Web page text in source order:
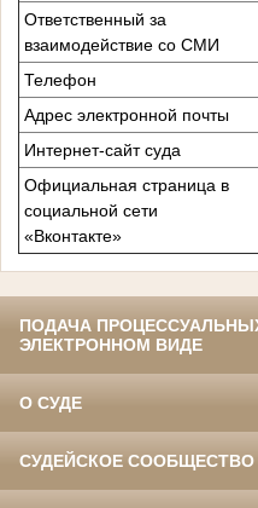
Ответственный за
взаимодействие со СМИ
Телефон
Адрес электронной почты
Интернет-сайт суда
Официальная страница в
социальной сети
«Вконтакте»
ПОДАЧА
ЭЛЕКТРОННОМ ВИДЕ
О СУДЕ
СУДЕЙСКОЕ СООБЩЕСТВО